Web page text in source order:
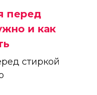
перед
и как
стиркой